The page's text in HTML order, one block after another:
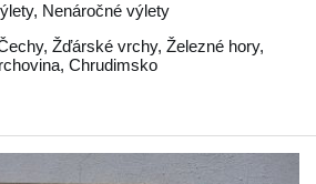
Nenáročné výlety
, Žďárské vrchy, Železné hory,
, Chrudimsko